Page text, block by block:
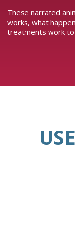
These narrated
works, what
treatments work to